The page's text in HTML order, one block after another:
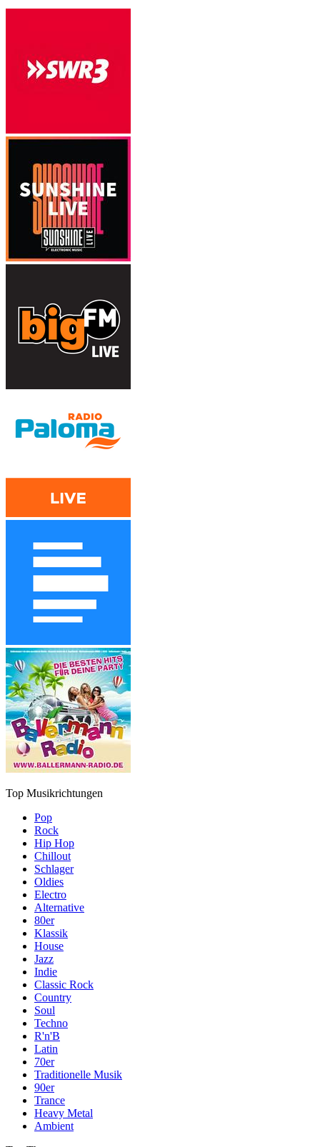
Top Musikrichtungen
Pop
Rock
Hip Hop
Chillout
Schlager
Oldies
Electro
Alternative
80er
Klassik
House
Jazz
Indie
Classic Rock
Country
Soul
Techno
R'n'B
Latin
70er
Traditionelle Musik
90er
Trance
Heavy Metal
Ambient